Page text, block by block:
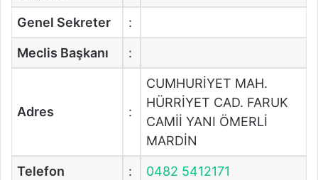
Genel Sekreter :
Meclis Başkanı :
Adres :
CUMHURİYET MAH.
HÜRRİYET CAD. FARUK
CAMİİ YANI ÖMERLİ
MARDİN
Telefon : 0482 5412171